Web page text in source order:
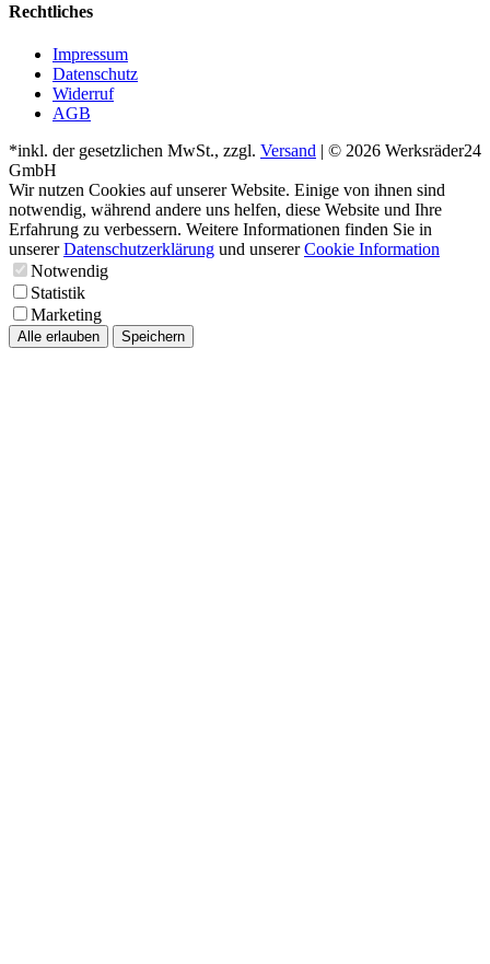
Rechtliches
Impressum
Datenschutz
Widerruf
AGB
*inkl. der gesetzlichen MwSt., zzgl. Versand | © 2026 Werksräder24
GmbH
Wir nutzen Cookies auf unserer Website. Einige von ihnen sind
notwendig, während andere uns helfen, diese Website und Ihre
Erfahrung zu verbessern. Weitere Informationen finden Sie in
unsererDatenschutzerklärung und unsererCookie Information
Notwendig
Statistik
Marketing
Alle erlauben Speichern